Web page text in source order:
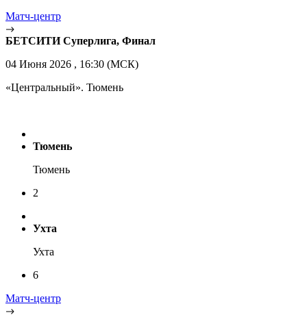
Матч-центр
БЕТСИТИ Суперлига, Финал
04 Июня 2026 , 16:30 (МСК)
«Центральный». Тюмень
Тюмень
Тюмень
2
Ухта
Ухта
6
Матч-центр